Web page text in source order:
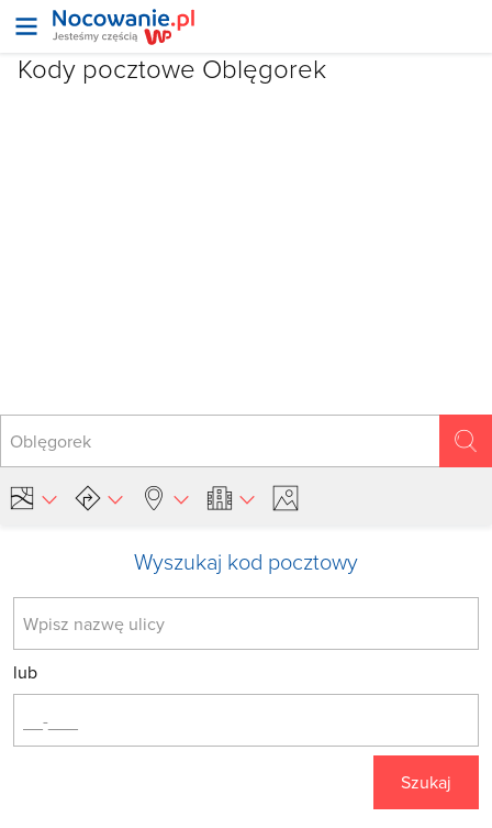
Kody pocztowe Oblęgorek
Wyszukaj kod pocztowy
lub
Szukaj